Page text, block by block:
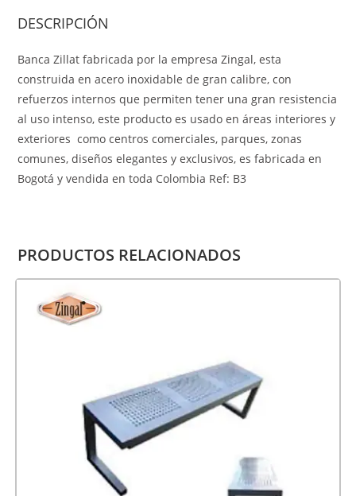
DESCRIPCIÓN
Banca Zillat fabricada por la empresa Zingal, esta
construida en acero inoxidable de gran calibre, con
refuerzos internos que permiten tener una gran resistencia
al uso intenso, este producto es usado en áreas interiores y
exteriores como centros comerciales, parques, zonas
comunes, diseños elegantes y exclusivos, es fabricada en
Bogotá y vendida en toda Colombia Ref: B3
PRODUCTOS RELACIONADOS